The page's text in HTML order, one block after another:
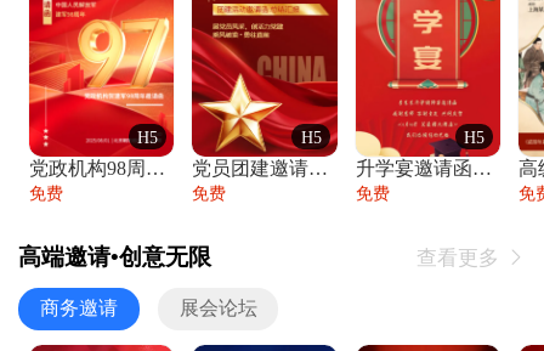
H5
党政机构98周年八一建军节庆祝晚会活动邀
免费
H5
党员团建邀请函党建活动风采党会工作汇报总
免费
H5
升学宴邀请函喜报金榜题名高端谢师宴邀请函
免费 免
高端邀请•创意无限 查看更多 
商务邀请 展会论坛